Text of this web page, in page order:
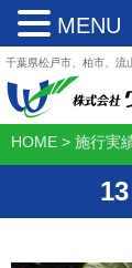
千葉県松戸市、柏市、流
HOME > 施行実
MENU